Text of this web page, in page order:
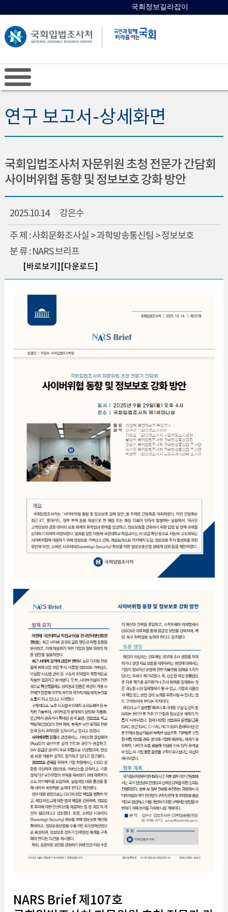
국회정보길라잡이
연구 보고서-상세화면
국회입법조사처 자문위원 초청 전문가 간담회
사이버위협 동향 및 정보보호 강화 방안
2025.10.14 강은수
주 제 : 사회문화조사실 > 과학방송통신팀 > 정보보호
분 류 : NARS 브리프
[바로보기] [다운로드]
NARS Brief 제107호